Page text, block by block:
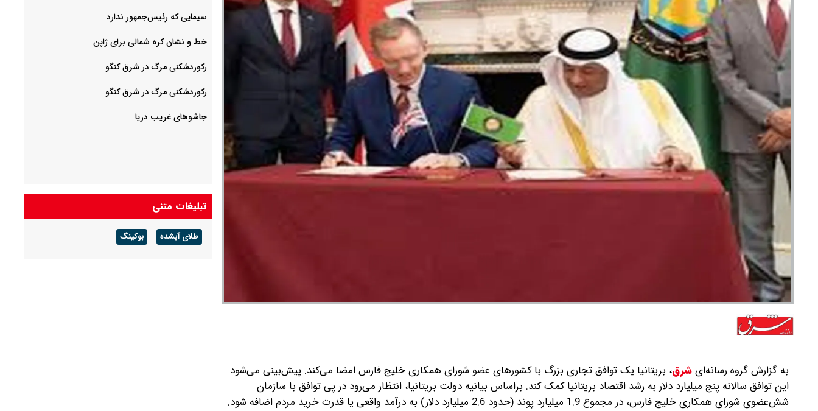
به گزارش گروه رسانه‌ایشرق، بریتانیا یک توافق تجاری بزرگ با کشورهای عضو شورای همکاری خلیج فارس امضا می‌کند. پیش‌بینی می‌شود
این توافق سالانه پنج میلیارد دلار به رشد اقتصاد بریتانیا کمک کند. براساس بیانیه دولت بریتانیا، انتظار می‌رود در پی توافق با سازمان
شش‌‌عضوی شورای همکاری خلیج فارس، در مجموع 1.9 میلیارد پوند (حدود 2.6 میلیارد دلار) به درآمد واقعی یا قدرت خرید مردم اضافه شود.
سیمایی که رئیس‌جمهور ندارد
خط و نشان کره شمالی برای ژاپن
رکوردشکنی مرگ در شرق کنگو
رکوردشکنی مرگ در شرق کنگو
جاشوهای غریب دریا
تبلیغات متنی
طلای آبشده بوکینگ